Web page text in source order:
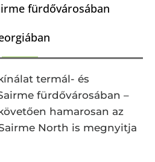
fürdővárosában
termál- és
fürdővárosában –
hamarosan az
North is megnyitja